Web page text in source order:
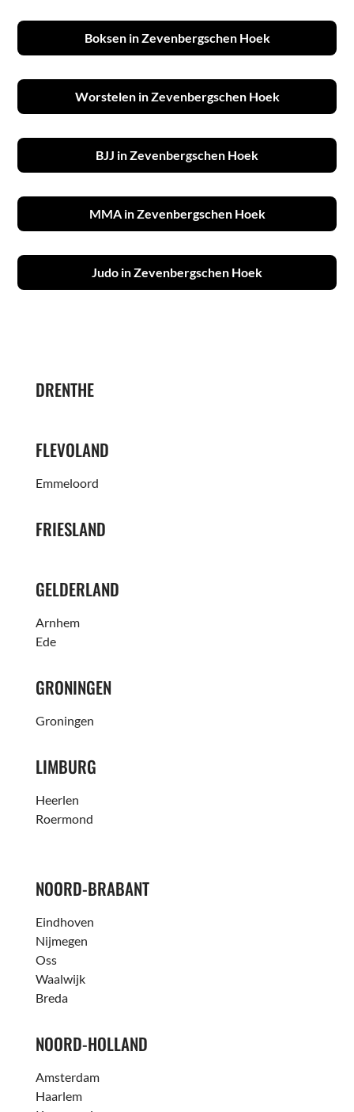
Boksen in Zevenbergschen Hoek
Worstelen in Zevenbergschen Hoek
BJJ in Zevenbergschen Hoek
MMA in Zevenbergschen Hoek
Judo in Zevenbergschen Hoek
DRENTHE
FLEVOLAND
Emmeloord
FRIESLAND
GELDERLAND
Arnhem
Ede
GRONINGEN
Groningen
LIMBURG
Heerlen
Roermond
NOORD-BRABANT
Eindhoven
Nijmegen
Oss
Waalwijk
Breda
NOORD-HOLLAND
Amsterdam
Haarlem